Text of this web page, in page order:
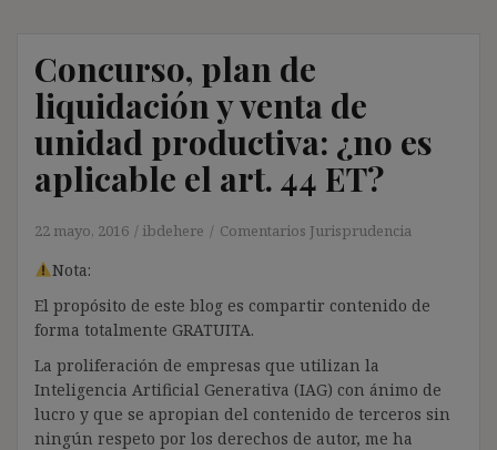
Concurso, plan de
liquidación y venta de
unidad productiva: ¿no es
aplicable el art. 44 ET?
22 mayo, 2016 ibdehere Comentarios Jurisprudencia
Nota:
El propósito de este blog es compartir contenido de
forma totalmente GRATUITA.
La proliferación de empresas que utilizan la
Inteligencia Artificial Generativa (IAG) con ánimo de
lucro y que se apropian del contenido de terceros sin
ningún respeto por los derechos de autor, me ha